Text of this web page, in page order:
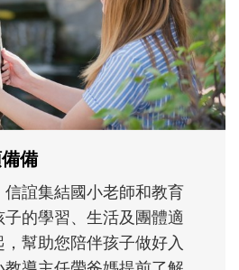
爸爸！男人總是在一次
體驗中，跟著孩子一起長
的肢體遊戲，到獨立自
問題的能力養成。爸爸
，參與孩子每個重要的